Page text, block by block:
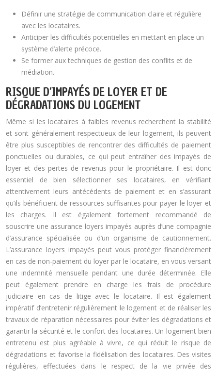
Définir une stratégie de communication claire et régulière
avec les locataires.
Anticiper les difficultés potentielles en mettant en place un
système d’alerte précoce.
Se former aux techniques de gestion des conflits et de
médiation.
RISQUE D’IMPAYÉS DE LOYER ET DE
DÉGRADATIONS DU LOGEMENT
Même si les locataires à faibles revenus recherchent la stabilité
et sont généralement respectueux de leur logement, ils peuvent
être plus susceptibles de rencontrer des difficultés de paiement
ponctuelles ou durables, ce qui peut entraîner des impayés de
loyer et des pertes de revenus pour le propriétaire. Il est donc
essentiel de bien sélectionner ses locataires, en vérifiant
attentivement leurs antécédents de paiement et en s’assurant
qu’ils bénéficient de ressources suffisantes pour payer le loyer et
les charges. Il est également fortement recommandé de
souscrire une assurance loyers impayés auprès d’une compagnie
d’assurance spécialisée ou d’un organisme de cautionnement.
L’assurance loyers impayés peut vous protéger financièrement
en cas de non-paiement du loyer par le locataire, en vous versant
une indemnité mensuelle pendant une durée déterminée. Elle
peut également prendre en charge les frais de procédure
judiciaire en cas de litige avec le locataire. Il est également
impératif d’entretenir régulièrement le logement et de réaliser les
travaux de réparation nécessaires pour éviter les dégradations et
garantir la sécurité et le confort des locataires. Un logement bien
entretenu est plus agréable à vivre, ce qui réduit le risque de
dégradations et favorise la fidélisation des locataires. Des visites
régulières, effectuées dans le respect de la vie privée des